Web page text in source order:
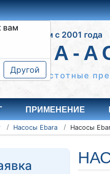
вам
Другой
Работаем с 2001 года
частотные
ПРИМЕНЕНИЕ
Насосы Ebara